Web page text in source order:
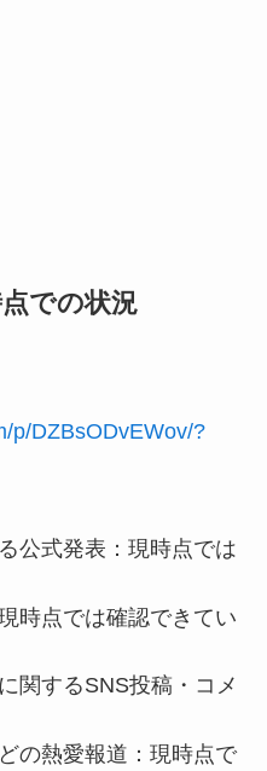
での状況
p/DZBsODvEWov/?
公式発表：現時点では
時点では確認できてい
関するSNS投稿・コメ
の熱愛報道：現時点で